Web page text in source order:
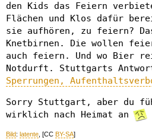
den Kids das Feiern
Flächen und Klos dafür
sie aufhören, zu feiern?
Knetbirnen. Die wollen
auch feiern. Und wo Bier
Notdurft. Stuttgarts
Sperrungen,
Sorry Stuttgart, aber du
wirklich nach Heimat an
Bild: latente , [CC BY-SA]